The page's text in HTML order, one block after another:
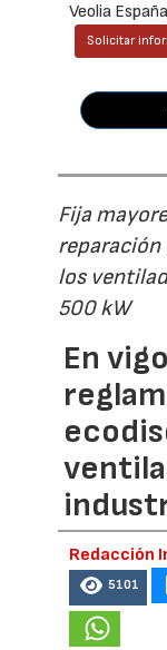
Veolia
Solicitar
Fija
los
500 kW
En
Redacción
5101